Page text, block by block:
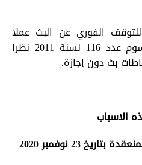
الفوري عن البث عملا
بأحكام الفصل 31 من المرسوم عدد 116 لسنة 2011 نظرا
بث دون إجازة.
الاسباب
23 نوفمبر 2020